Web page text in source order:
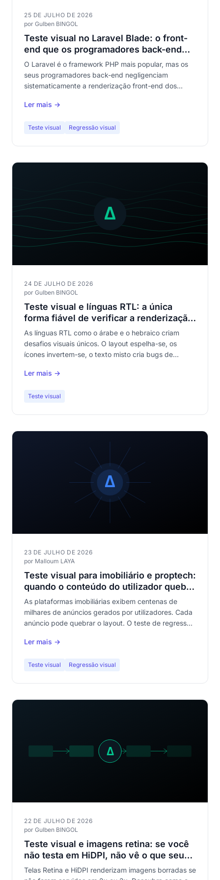
25 DE JULHO DE 2026
por Gulben BINGOL
Teste visual no Laravel Blade: o front-
end que os programadores back-end
esquecem de testar
O Laravel é o framework PHP mais popular, mas os
seus programadores back-end negligenciam
sistematicamente a renderização front-end dos
preenche esta lacuna enorme na qualidade das suas
Ler mais →
Teste visual Regressão visual
24 DE JULHO DE 2026
por Gulben BINGOL
Teste visual e línguas RTL: a única
forma fiável de verificar a renderização
árabe e hebraica
As línguas RTL como o árabe e o hebraico criam
desafios visuais únicos. O layout espelha-se, os
ícones invertem-se, o texto misto cria bugs de
Ler mais →
Teste visual
23 DE JULHO DE 2026
por Malloum LAYA
Teste visual para imobiliário e proptech:
quando o conteúdo do utilizador quebra
os seus templates
As plataformas imobiliárias exibem centenas de
milhares de anúncios gerados por utilizadores. Cada
anúncio pode quebrar o layout. O teste de regressão
templates resistem à diversidade do conteúdo.
Ler mais →
Teste visual Regressão visual
22 DE JULHO DE 2026
por Gulben BINGOL
Teste visual e imagens retina: se você
não testa em HiDPI, não vê o que seus
usuários veem
Telas Retina e HiDPI renderizam imagens borradas se